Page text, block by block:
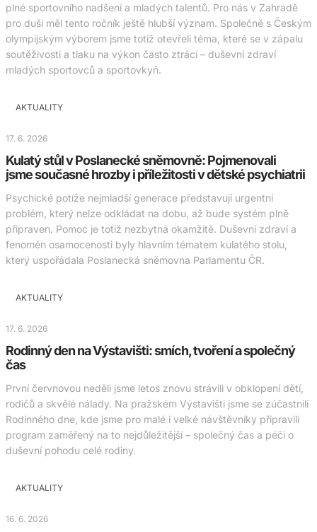
plné sportovního nadšení a mladých talentů. Pro nás v Zahradě
pro duši měl tento ročník ještě hlubší význam. Společně s Českým
olympijským výborem jsme totiž otevřeli téma, které se v zápalu
soutěživosti a tlaku na výkon často ztrácí – duševní zdraví
mladých sportovců a sportovkyň.
AKTUALITY
17. 6. 2026
Kulatý stůl v Poslanecké sněmovně: Pojmenovali
jsme současné hrozby i příležitosti v dětské psychiatrii
Psychické potíže nejmladší generace představují urgentní
problém, který nelze odkládat na dobu, až bude systém plně
připraven. Pomoc je totiž nezbytná okamžitě. Duševní zdraví a
fenomén osamocenosti byly hlavním tématem kulatého stolu,
který uspořádala Poslanecká sněmovna Parlamentu ČR.
AKTUALITY
17. 6. 2026
Rodinný den na Výstavišti: smích, tvoření a společný
čas
První červnovou neděli jsme letos znovu strávili v obklopení dětí,
rodičů a skvělé nálady. Na pražském Výstavišti jsme se zúčastnili
Rodinného dne, kde jsme pro malé i velké návštěvníky připravili
program zaměřený na to nejdůležitější – společný čas a péči o
duševní pohodu celé rodiny.
AKTUALITY
16. 6. 2026